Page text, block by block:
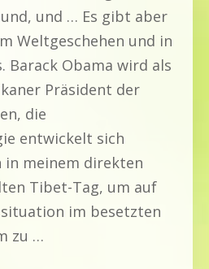
und … Es gibt aber
Weltgeschehen und in
Barack Obama wird als
Präsident der
die
entwickelt sich
in meinem direkten
Tibet-Tag, um auf
im besetzten
zu …